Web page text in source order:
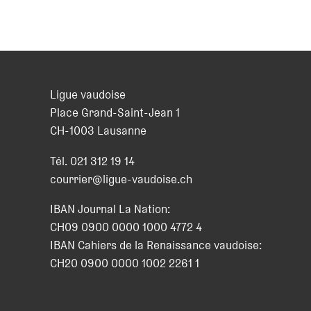
Ligue vaudoise
Place Grand-Saint-Jean 1
CH-1003 Lausanne
Tél.021 312 19 14
courrier@ligue-vaudoise.ch
IBAN Journal La Nation:
CH09 0900 0000 1000 4772 4
IBAN Cahiers de la Renaissance vaudoise:
CH20 0900 0000 1002 2261 1